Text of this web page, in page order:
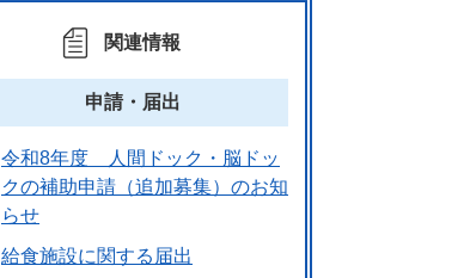
関連情報
申請・届出
令和8年度 人間ドック・脳ドッ
クの補助申請（追加募集）のお知
らせ
給食施設に関する届出